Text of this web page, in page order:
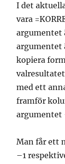
I det
vara
argumentet
argumentet
kopiera
med ett
framför
argumentet
Man får ett
–1